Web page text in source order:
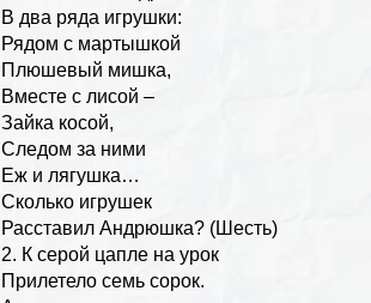
В два ряда игрушки:
Рядом с мартышкой
Плюшевый мишка,
Вместе с лисой –
Зайка косой,
Следом за ними
Еж и лягушка…
Сколько игрушек
Расставил Андрюшка? (Шесть)
2. К серой цапле на урок
Прилетело семь сорок.